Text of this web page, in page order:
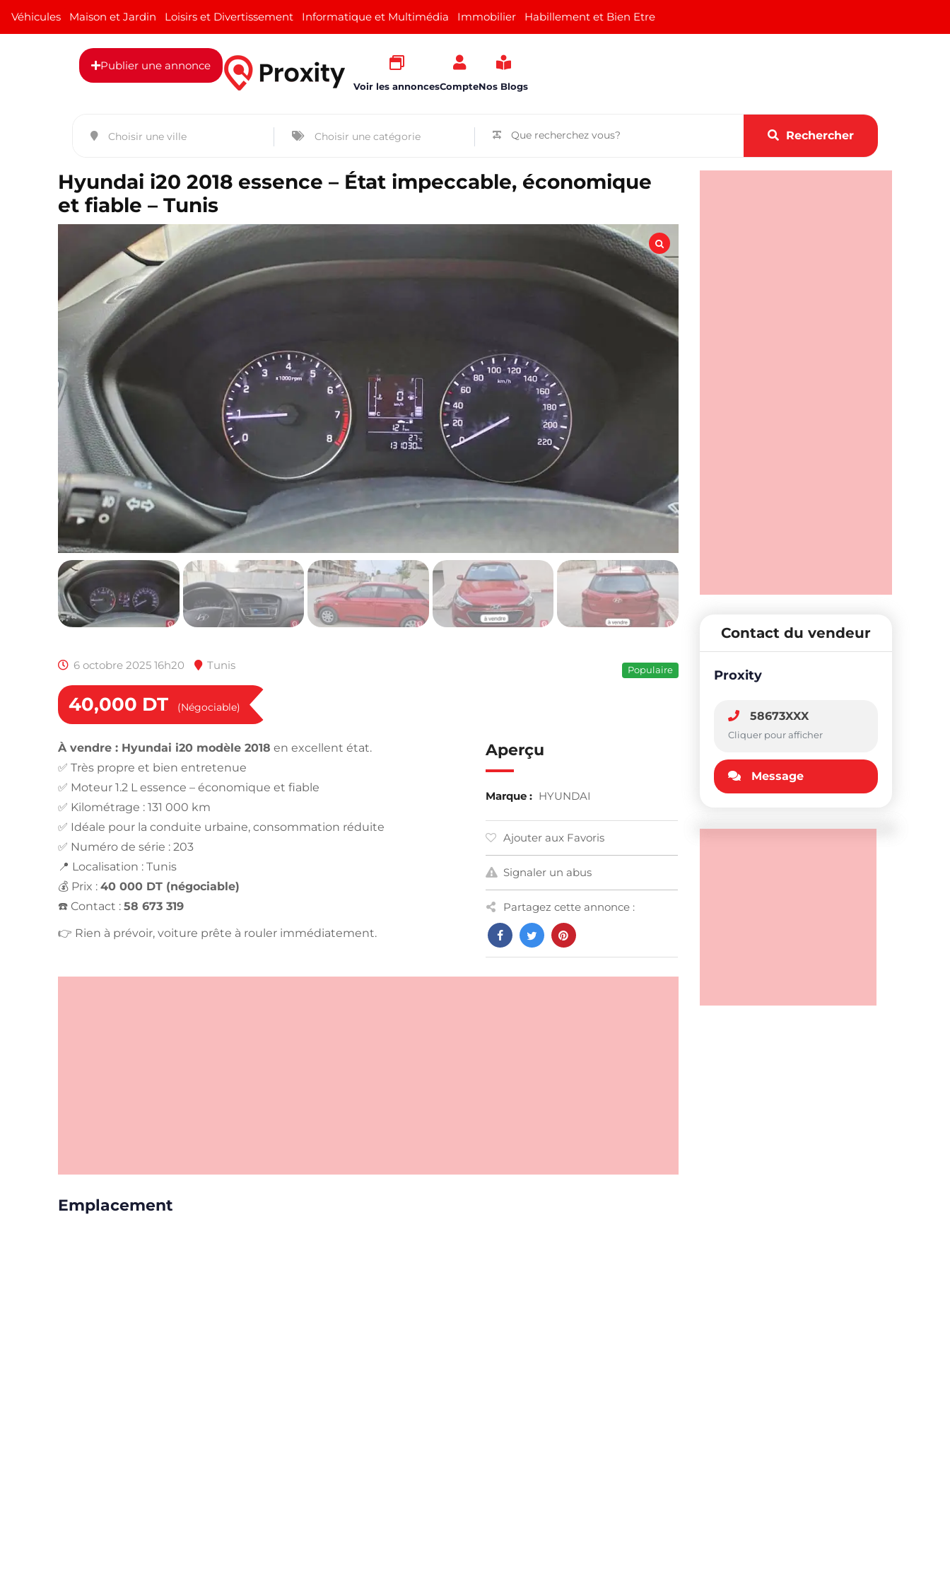
Véhicules Maison et Jardin Loisirs et Divertissement Informatique et Multimédia Immobilier Habillement et Bien Etre
Publier une annonce
Voir les annoncesCompteNos Blogs
Rechercher
Hyundai i20 2018 essence – État impeccable, économique
et fiable – Tunis
6 octobre 2025 16h20 Tunis Populaire
40,000 DT (Négociable)
À vendre : Hyundai i20 modèle 2018 en excellent état.
✅ Très propre et bien entretenue
✅ Moteur 1.2 L essence – économique et fiable
✅ Kilométrage : 131 000 km
✅ Idéale pour la conduite urbaine, consommation réduite
✅ Numéro de série : 203
📍 Localisation : Tunis
💰 Prix : 40 000 DT (négociable)
☎️ Contact : 58 673 319
👉 Rien à prévoir, voiture prête à rouler immédiatement.
Aperçu
Marque : HYUNDAI
Ajouter aux Favoris
Signaler un abus
Partagez cette annonce :
Emplacement
Contact du vendeur
Proxity
58673XXX
Cliquer pour afficher
Message